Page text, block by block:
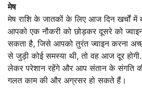
मेष
मेष राशि के जातकों के लिए आज दिन खर्चों में
आपको एक नौकरी को छोड़कर दूसरे को
सकता है, जिसे आपको तुरंत ज्वाइन करना
से जुड़ी कोई समस्या थी, तो वह आज दूर
लेकर परेशान रहेंगे और आप संतान के संगति
गलत काम की और अग्रसर हो सकते हैं।